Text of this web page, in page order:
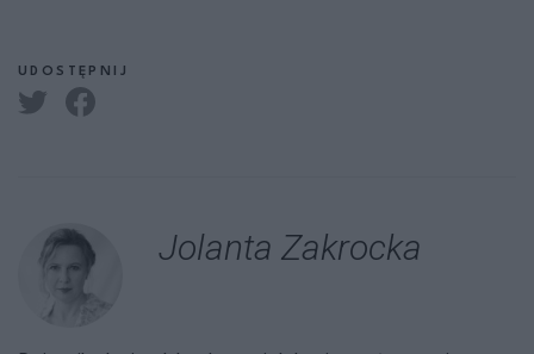
UDOSTĘPNIJ
Jolanta Zakrocka